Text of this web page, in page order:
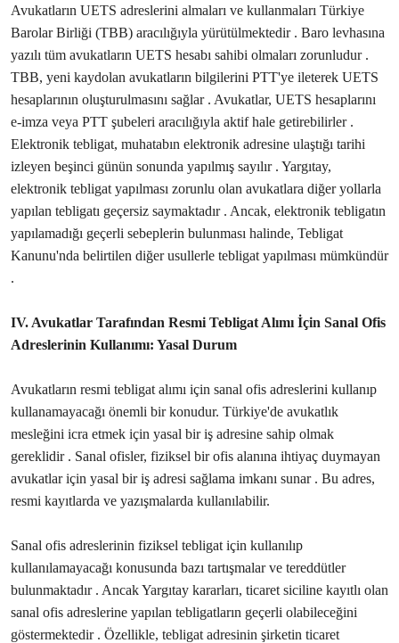
Avukatların UETS adreslerini almaları ve kullanmaları Türkiye
Barolar Birliği (TBB) aracılığıyla yürütülmektedir . Baro levhasına
yazılı tüm avukatların UETS hesabı sahibi olmaları zorunludur .
TBB, yeni kaydolan avukatların bilgilerini PTT'ye ileterek UETS
hesaplarının oluşturulmasını sağlar . Avukatlar, UETS hesaplarını
e-imza veya PTT şubeleri aracılığıyla aktif hale getirebilirler .
Elektronik tebligat, muhatabın elektronik adresine ulaştığı tarihi
izleyen beşinci günün sonunda yapılmış sayılır . Yargıtay,
elektronik tebligat yapılması zorunlu olan avukatlara diğer yollarla
yapılan tebligatı geçersiz saymaktadır . Ancak, elektronik tebligatın
yapılamadığı geçerli sebeplerin bulunması halinde, Tebligat
Kanunu'nda belirtilen diğer usullerle tebligat yapılması mümkündür
.
IV. Avukatlar Tarafından Resmi Tebligat Alımı İçin Sanal Ofis
Adreslerinin Kullanımı: Yasal Durum
Avukatların resmi tebligat alımı için sanal ofis adreslerini kullanıp
kullanamayacağı önemli bir konudur. Türkiye'de avukatlık
mesleğini icra etmek için yasal bir iş adresine sahip olmak
gereklidir . Sanal ofisler, fiziksel bir ofis alanına ihtiyaç duymayan
avukatlar için yasal bir iş adresi sağlama imkanı sunar . Bu adres,
resmi kayıtlarda ve yazışmalarda kullanılabilir.
Sanal ofis adreslerinin fiziksel tebligat için kullanılıp
kullanılamayacağı konusunda bazı tartışmalar ve tereddütler
bulunmaktadır . Ancak Yargıtay kararları, ticaret siciline kayıtlı olan
sanal ofis adreslerine yapılan tebligatların geçerli olabileceğini
göstermektedir . Özellikle, tebligat adresinin şirketin ticaret